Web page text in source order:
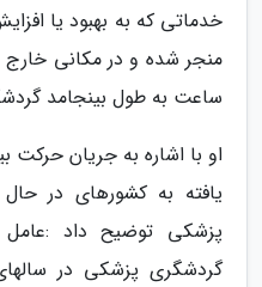
خدماتی که به بهبود یا
ساعت به طول بینجامد
او با اشاره به جریان حرکت
یافته به کشورهای در
پزشکی توضیح داد :عامل
گردشگری پزشکی در